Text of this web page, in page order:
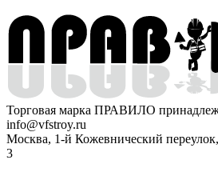
Торговая марка ПРАВИЛО
info@vfstroy.ru
Москва, 1-й Кожевнический
3